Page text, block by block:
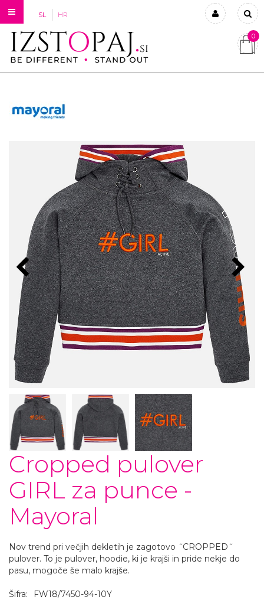
SL HR
Prijavi se
0
Cropped pulover
GIRL za punce -
Mayoral
Nov trend pri večjih dekletih je zagotovo ˝CROPPED˝
pulover. To je pulover, hoodie, ki je krajši in pride nekje do
pasu, mogoče še malo krajše.
Šifra: FW18/7450-94-10Y